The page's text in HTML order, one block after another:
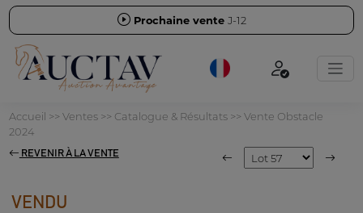
Prochaine vente J-12
Accueil >> Ventes>> Catalogue & Résultats>> Vente Obstacle
2024
REVENIR À LA VENTE
VENDU